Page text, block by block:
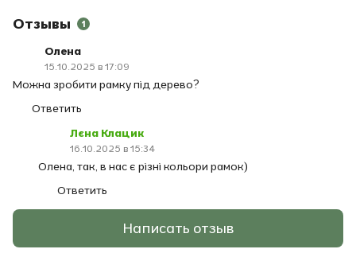
Отзывы 1
Олена
15.10.2025 в 17:09
Можна зробити рамку під дерево?
Ответить
Лєна Клацик
16.10.2025 в 15:34
Олена, так, в нас є різні кольори рамок)
Ответить
Написать отзыв